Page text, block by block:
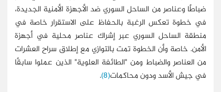
ضباطًا وعناصر من الساحل السوري ضد الأجهزة الأمنية الجديدة،
في خطوة تعكس الرغبة بالحفاظ على الاستقرار خاصة في
منطقة الساحل السوري عبر إشراك عناصر محلية في أجهزة
الأمن. خاصة وأن الخطوة تمت بالتوازي مع إطلاق سراح العشرات
من العناصر والضباط ومن "الطائفة العلوية" الذين عملوا سابقًا
في جيش الأسد ودون محاكمات(8)
.